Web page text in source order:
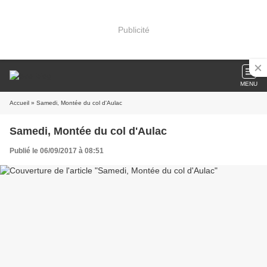
Publicité
MENU
Accueil » Samedi, Montée du col d'Aulac
Samedi, Montée du col d'Aulac
Publié le 06/09/2017 à 08:51